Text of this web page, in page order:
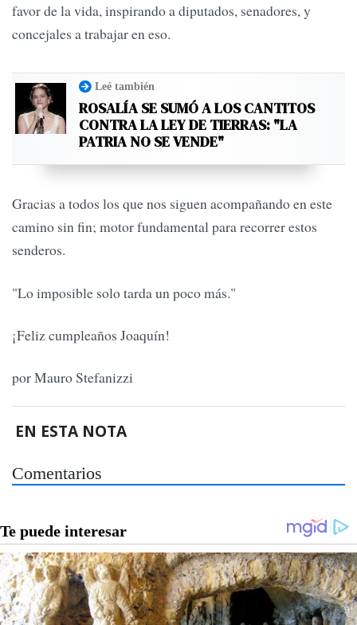
favor de la vida, inspirando a diputados, senadores, y
concejales a trabajar en eso.
Leé también
ROSALÍA SE SUMÓ A LOS CANTITOS
CONTRA LA LEY DE TIERRAS: "LA
PATRIA NO SE VENDE"
Gracias a todos los que nos siguen acompañando en este
camino sin fin; motor fundamental para recorrer estos
senderos.
"Lo imposible solo tarda un poco más."
¡Feliz cumpleaños Joaquín!
por Mauro Stefanizzi
EN ESTA NOTA
Comentarios